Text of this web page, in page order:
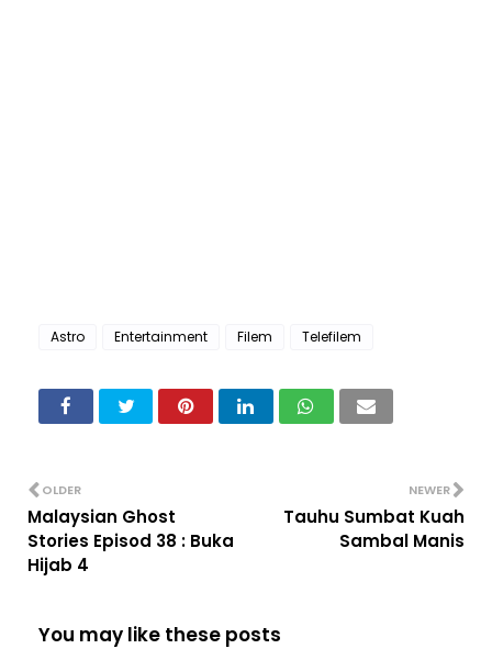
Astro Entertainment Filem Telefilem
NEWER
Tauhu Sumbat Kuah
Sambal Manis
OLDER
Malaysian Ghost
Stories Episod 38 : Buka
Hijab 4
You may like these posts